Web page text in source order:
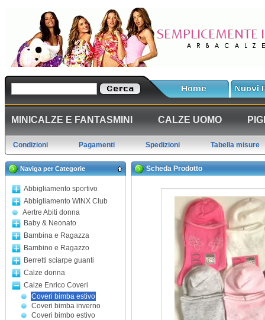
MINICALZE E FANTASMINI CALZE UOMO
Condizioni Pagamenti Spedizioni Tabella misure
Naviga per Categorie
Abbigliamento sportivo
Abbigliamento WINX Club
Aertre Abiti donna
Baby & Neonato
Bambina e Ragazza
Bambino e Ragazzo
Berretti sciarpe guanti
Calze donna
Calze Enrico Coveri
Coveri bimba estivo
Coveri bimba inverno
Coveri bimbo estivo
Scheda Prodotto